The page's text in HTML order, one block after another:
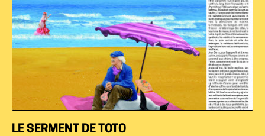
LE SERMENT DE TOTO